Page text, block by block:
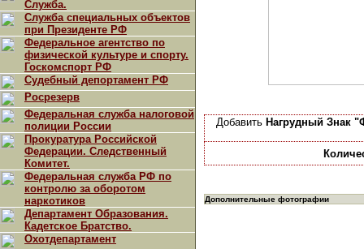
Служба.
Служба специальных объектов
при Президенте РФ
Федеральное агентство по
физической культуре и спорту.
Госкомспорт РФ
Судебный депортамент РФ
Росрезерв
Федеральная служба налоговой
полиции России
Прокуратура Российской
Федерации. Следственный
Комитет.
Федеральная служба РФ по
контролю за оборотом
наркотиков
Департамент Образования.
Кадетское Братство.
Охотдепартамент
Добавить Нагрудный Знак
Дополнительные фотографии